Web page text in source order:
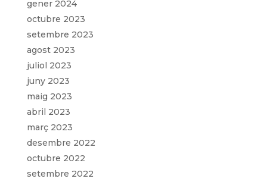
gener 2024
octubre 2023
setembre 2023
agost 2023
juliol 2023
juny 2023
maig 2023
abril 2023
març 2023
desembre 2022
octubre 2022
setembre 2022